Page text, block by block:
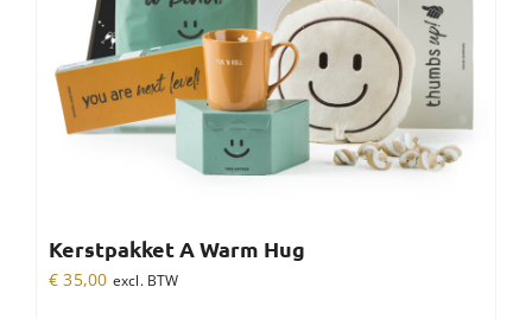
Kerstpakket A Warm Hug
€ 35,00 excl. BTW